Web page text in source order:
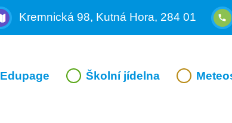
Kremnická 98, Kutná Hora, 284 01
Edupage Školní jídelna